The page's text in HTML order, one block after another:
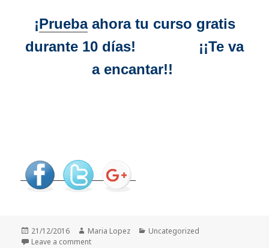
¡Pruebaahora tu curso gratis
durante 10 días! ¡¡Te va
a encantar!!
Posted
on
21/12/2016 Author
Maria Lopez Categories
Uncategorized
Leave a comment